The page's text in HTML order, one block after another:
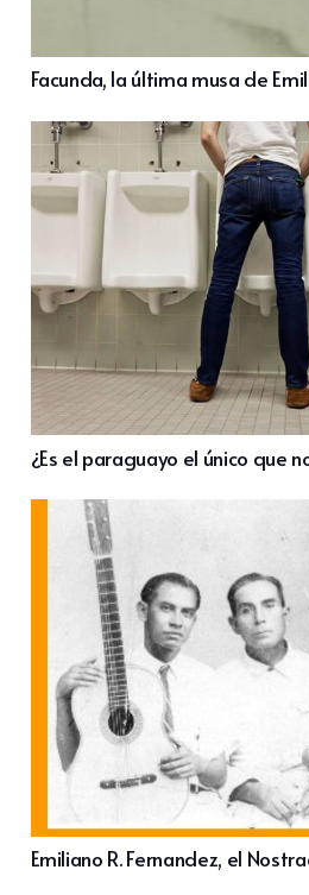
Facunda, la última musa de
¿Es el paraguayo el único que
Emiliano R. Fernandez, el